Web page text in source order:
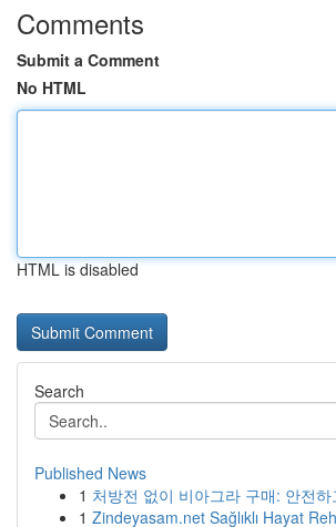
Comments
Submit a Comment
No HTML
HTML is disabled
Search
Published News
1 처방전 없이 비아그라 구매: 안전
1 Zindeyasam.net Sağlıklı Hayat